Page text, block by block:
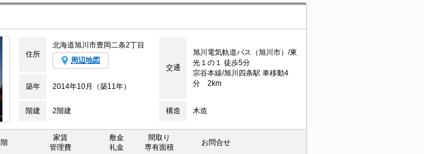
住所
北海道旭川市豊岡二条2丁目
周辺地図
交通
旭川電気軌道バス（旭川市）/東
光１の１ 徒歩5分
宗谷本線/旭川四条駅 車移動4
分 2km
築年 2014年10月（築11年）
階建 2階建 構造 木造
階
家賃
管理費
敷金
礼金
間取り
専有面積
お問合せ